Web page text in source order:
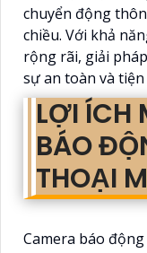
chuyển động
chiều. Với khả
rộng rãi, giải
sự an toàn và
LỢI ÍCH
BÁO
THOẠI
Camera báo